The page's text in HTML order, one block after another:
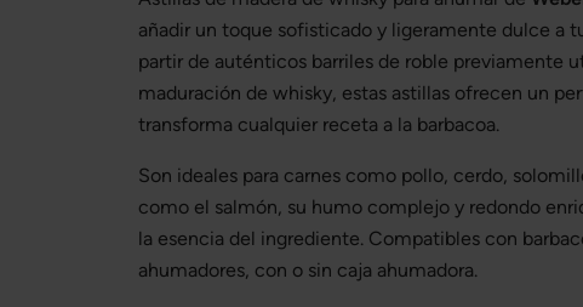
añadir un toque sofisticado y ligeramente dulce a
partir de auténticos barriles de roble previamente
maduración de whisky, estas astillas ofrecen un
transforma cualquier receta a la barbacoa.
Son ideales para carnes como pollo, cerdo,
como el salmón, su humo complejo y redondo
la esencia del ingrediente. Compatibles con
ahumadores, con o sin caja ahumadora.